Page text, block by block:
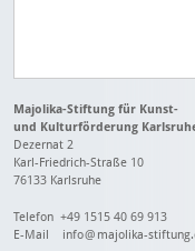
Majolika-Stiftung für Kunst-
und Kulturförderung
Dezernat 2
Karl-Friedrich-Straße 10
76133 Karlsruhe
Telefon +49 1515 40 69 913
E-Mail info@ majolika-